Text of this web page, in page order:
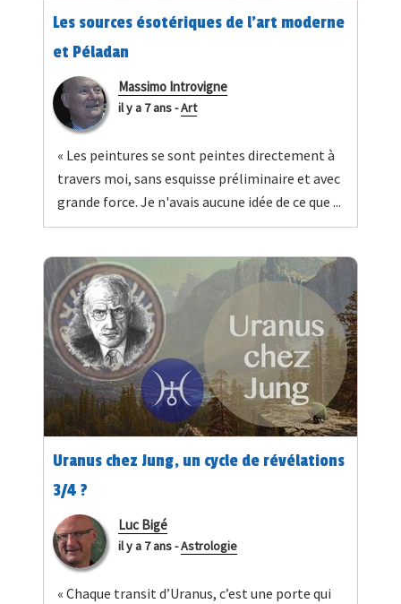
Les sources ésotériques de l’art moderne
et Péladan
Massimo Introvigne
il y a 7 ans-Art
« Les peintures se sont peintes directement à
travers moi, sans esquisse préliminaire et avec
grande force. Je n'avais aucune idée de ce que ...
Uranus chez Jung, un cycle de révélations
3/4 ?
Luc Bigé
il y a 7 ans-Astrologie
« Chaque transit d’Uranus, c’est une porte qui